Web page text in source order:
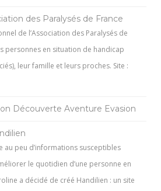
des Paralysés de France
de l’Association des Paralysés de
personnes en situation de handicap
leur famille et leurs proches. Site :
Découverte Aventure Evasion
au peu d’informations susceptibles
le quotidien d’une personne en
a décidé de créé Handilien : un site